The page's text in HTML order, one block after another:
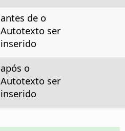
antes de o
Autotexto ser
inserido
após o
Autotexto ser
inserido